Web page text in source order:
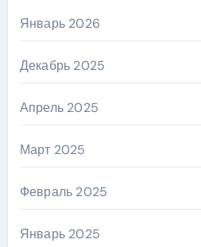
Январь 2026
Декабрь 2025
Апрель 2025
Март 2025
Февраль 2025
Январь 2025